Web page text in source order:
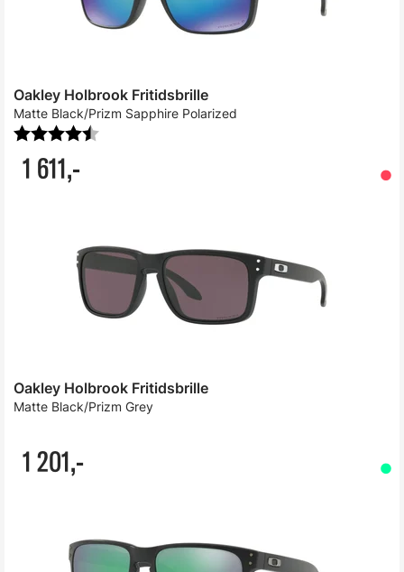
Oakley Holbrook Fritidsbrille
Matte Black/Prizm Sapphire Polarized
1 611,-
Karakter:
Oakley Holbrook Fritidsbrille
Matte Black/Prizm Grey
1 201,-